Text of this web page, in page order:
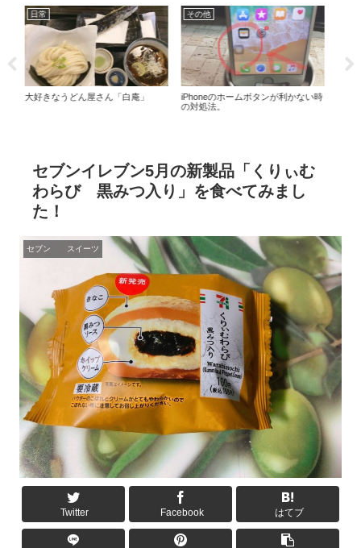
料理
手間なし時短料理2選
ファミマ 日用品
愛用のプチプラコスメを公開しま
す！
セブンイレブン5月の新製品「くりぃむ
わらび 黒みつ入り」を食べてみまし
た！
セブン スイーツ
Twitter Facebook はてブ